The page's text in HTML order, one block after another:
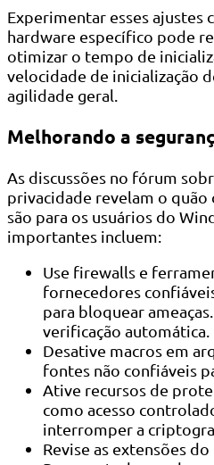
Experimentar esses ajustes
hardware específico pode
otimizar o tempo de
velocidade de inicialização
agilidade geral.
Melhorando a
As discussões no fórum
privacidade revelam o quão
são para os usuários do
importantes incluem:
Use firewalls e
fornecedores
para bloquear
verificação automática.
Desative macros em
fontes não confiáveis
Ative recursos de
como acesso
interromper a
Revise as extensões